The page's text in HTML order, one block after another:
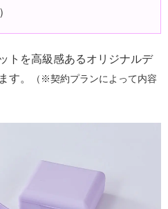
トを高級感あるオリジナルデ
す。
（※契約プランによって内容